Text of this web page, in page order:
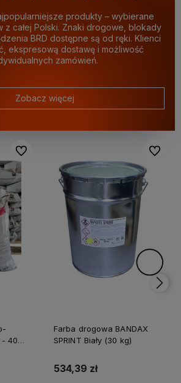
produkty – wybierane
z całej Polski. Znaki drogowe, blokady
BRD dostępne są od ręki. Klienci
ekspresową dostawę i możliwość
zamówień.
Zobacz więcej
- 40
Do ulubionych
Farba drogowa BANDAX
SPRINT Biały (30 kg)
534,39 zł
Do